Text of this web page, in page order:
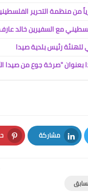
من منظمة التحرير
مع السفيرين خالد
رئيس بلدية صيدا
"صرخة جوع من صيدا
مشاركة
LinkedIn